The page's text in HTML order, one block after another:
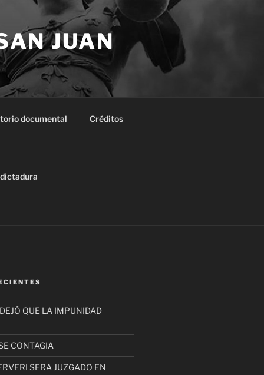
JUAN
documental Créditos
QUE LA IMPUNIDAD
CONTAGIA
SERA JUZGADO EN